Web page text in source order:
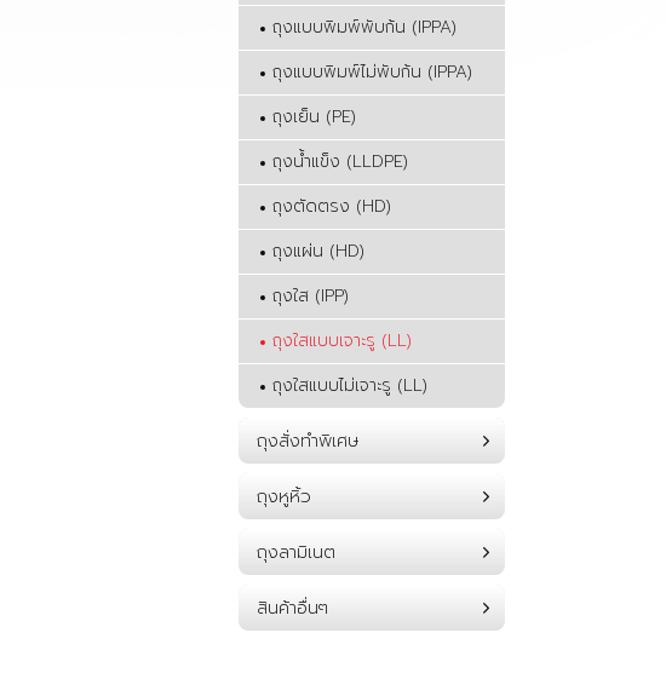
ถุงแบบพิมพ์พับก้น (IPPA)
ถุงแบบพิมพ์ไม่พับก้น (IPPA)
ถุงเย็น (PE)
ถุงน้ำแข็ง (LLDPE)
ถุงตัดตรง (HD)
ถุงแผ่น (HD)
ถุงใส (IPP)
ถุงใสแบบเจาะรู (LL)
ถุงใสแบบไม่เจาะรู (LL)
ถุงสั่งทำพิเศษ
ถุงหูหิ้ว
ถุงลามิเนต
สินค้าอื่นๆ